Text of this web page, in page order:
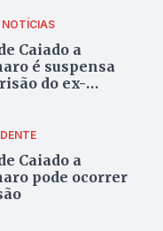
Caiado a
é suspensa
do ex-
Caiado a
pode ocorrer